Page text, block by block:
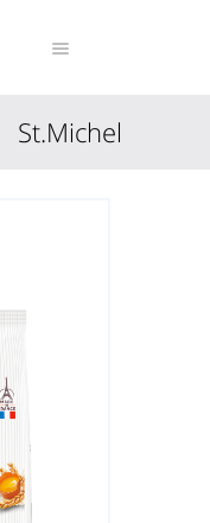
St.Michel